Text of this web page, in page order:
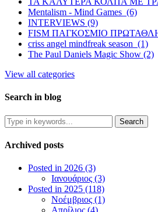
Mentalism - Mind Games (6)
INTERVIEWS (9)
FISM ΠΑΓΚΟΣΜΙΟ
criss angel mindfreak season (1)
The Paul Daniels Magic Show (2)
View all categories
Search in blog
Archived posts
Posted in 2026 (3)
Ιανουάριος (3)
Posted in 2025 (118)
Νοέμβριος (1)